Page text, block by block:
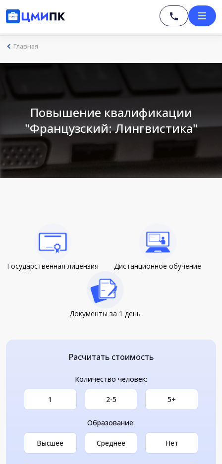
Главная
Повышение квалификации
"Французский: Лингвистика"
Государственная лицензия Дистанционное обучение
Документы за 1 день
Расчитать стоимость
Количество человек:
1 2-5 5+
Образование:
Высшее Среднее Нет